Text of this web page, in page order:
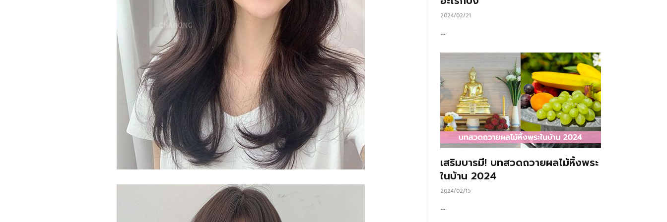
2024/02/21
…
เสริมบารมี! บทสวดถวายผลไม้หิ้งพระ
ในบ้าน 2024
2024/02/15
…